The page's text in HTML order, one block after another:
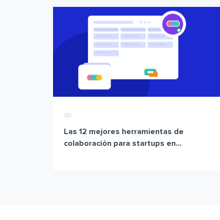
Las 12 mejores herramientas de
colaboración para startups en...